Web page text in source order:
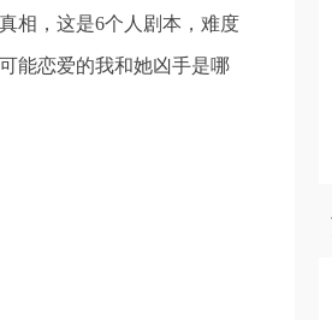
相，这是6个人剧本，难度
能恋爱的我和她凶手是哪